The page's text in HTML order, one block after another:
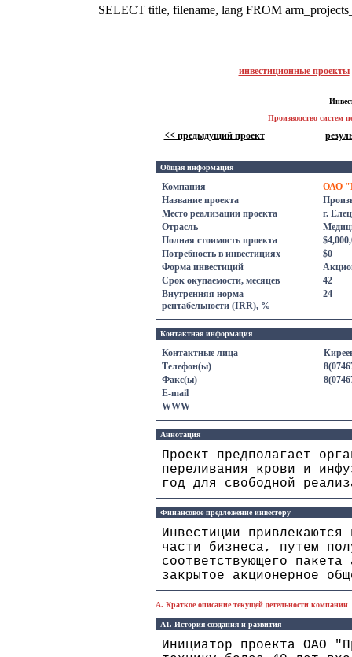
SELECT title, filename, lang FROM
инвестиционные проекты
Производство систем
<< предыдущий проект
Общая информация
Компания
ОАО
Название проекта
Место реализации проекта
г. Елец
Отрасль
Полная стоимость проекта
Потребность в инвестициях
$0
Форма инвестиций
Срок oкупаемости, месяцев
42
Внутренняя норма
рентабельности (IRR), %
24
Контактнaя информация
Контактные лица
Телефон(ы)
Факс(ы)
E-mail
WWW
Аннотация
Проект предполагает
переливания крови и
год для свободной
Финансовое предложение инвестору
Инвестиции
части бизнеса, путем
соответствующего
закрытое акционерное
A. Краткое описание текущей детельности компании
A1. История создания и развития
Инициатор проекта ОАО